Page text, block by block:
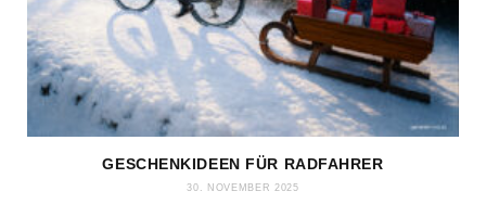
GESCHENKIDEEN FÜR RADFAHRER
30. NOVEMBER 2025